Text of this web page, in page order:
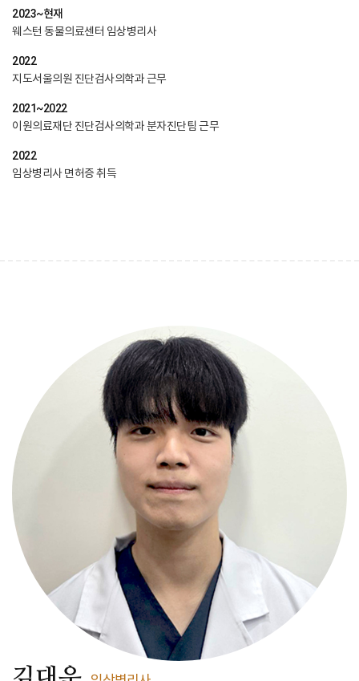
2023~현재
웨스턴 동물의료센터 임상병리사
2022
지도서울의원 진단검사의학과 근무
2021~2022
이원의료재단 진단검사의학과 분자진단팀 근무
2022
임상병리사 면허증 취득